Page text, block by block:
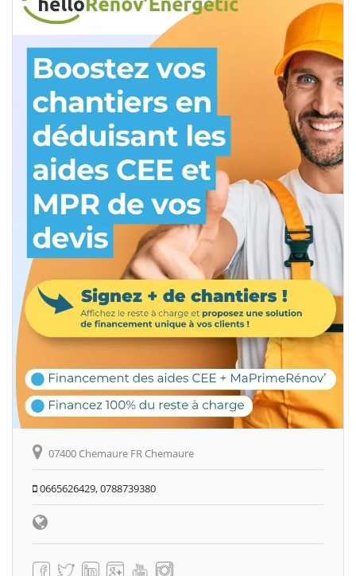
07400 Chemaure FR Chemaure
0665626429, 0788739380